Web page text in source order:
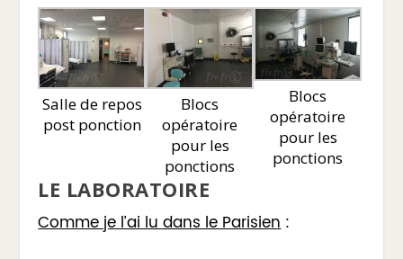
Salle de repos
post ponction
Blocs
opératoire
pour les
ponctions
Blocs
opératoire
pour les
ponctions
LE LABORATOIRE
Comme je l’ai lu dans le Parisien: